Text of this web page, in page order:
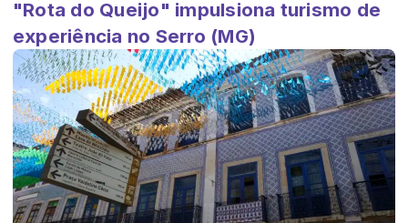
"Rota do Queijo" impulsiona turismo de
experiência no Serro (MG)